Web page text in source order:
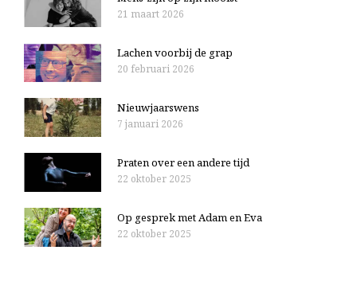
21 maart 2026
Lachen voorbij de grap
20 februari 2026
Nieuwjaarswens
7 januari 2026
Praten over een andere tijd
22 oktober 2025
Op gesprek met Adam en Eva
22 oktober 2025